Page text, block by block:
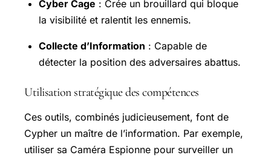
Cyber Cage : Crée un brouillard qui bloque
la visibilité et ralentit les ennemis.
Collecte d’Information : Capable de
détecter la position des adversaires abattus.
Utilisation stratégique des compétences
Ces outils, combinés judicieusement, font de
Cypher un maître de l’information. Par exemple,
utiliser sa Caméra Espionne pour surveiller un